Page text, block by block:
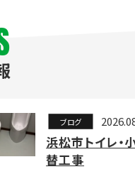
ブログ
浜松市トイレ・
替工事